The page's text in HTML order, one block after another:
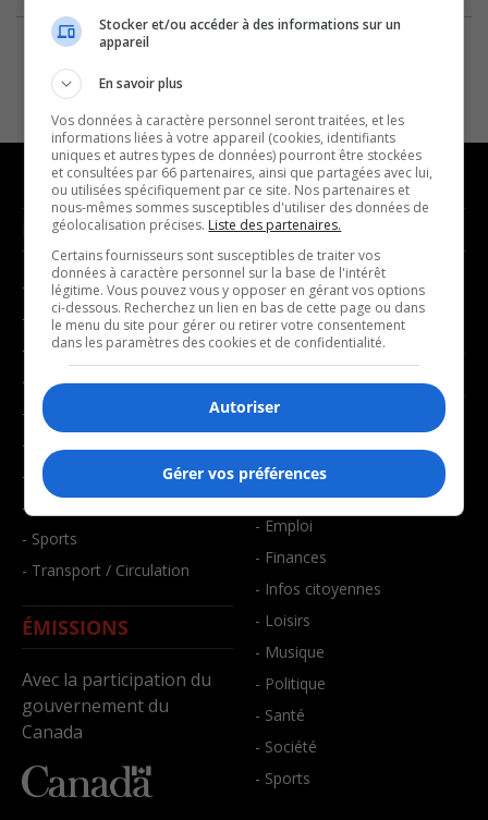
NOUVELLES
- Affaires municipales
- Communauté / Social
- Culture
- Économie
- Éducation
- Environnement
- Faits divers
- Santé et bien-être
- Sports
- Transport / Circulation
ÉMISSIONS
Avec la participation du
gouvernement du
Canada
MUSIQUE
- Décompte franco
- Joué récemment
BALADOS
- Affaires
- Art de vivre
- Bien-être
- Emploi
- Finances
- Infos citoyennes
- Loisirs
- Musique
- Politique
- Santé
- Société
- Sports
Stocker et/ou accéder à des informations sur un
appareil
En savoir plus
Vos données à caractère personnel seront traitées, et les
informations liées à votre appareil (cookies, identifiants
uniques et autres types de données) pourront être stockées
et consultées par 66 partenaires, ainsi que partagées avec lui,
ou utilisées spécifiquement par ce site. Nos partenaires et
nous-mêmes sommes susceptibles d'utiliser des données de
géolocalisation précises. Liste des partenaires.
Certains fournisseurs sont susceptibles de traiter vos
données à caractère personnel sur la base de l'intérêt
légitime. Vous pouvez vous y opposer en gérant vos options
ci-dessous. Recherchez un lien en bas de cette page ou dans
le menu du site pour gérer ou retirer votre consentement
dans les paramètres des cookies et de confidentialité.
Autoriser
Gérer vos préférences